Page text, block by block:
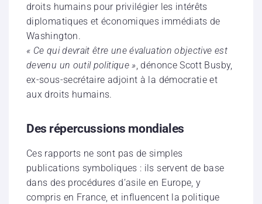
droits humains pour privilégier les intérêts
diplomatiques et économiques immédiats de
Washington.
« Ce qui devrait être une évaluation objective est
devenu un outil politique », dénonce Scott Busby,
ex-sous-secrétaire adjoint à la démocratie et
aux droits humains.
Des répercussions mondiales
Ces rapports ne sont pas de simples
publications symboliques : ils servent de base
dans des procédures d’asile en Europe, y
compris en France, et influencent la politique